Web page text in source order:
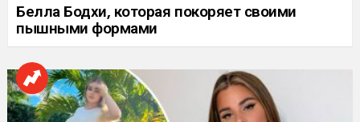
Белла Бодхи, которая покоряет своими
пышными формами